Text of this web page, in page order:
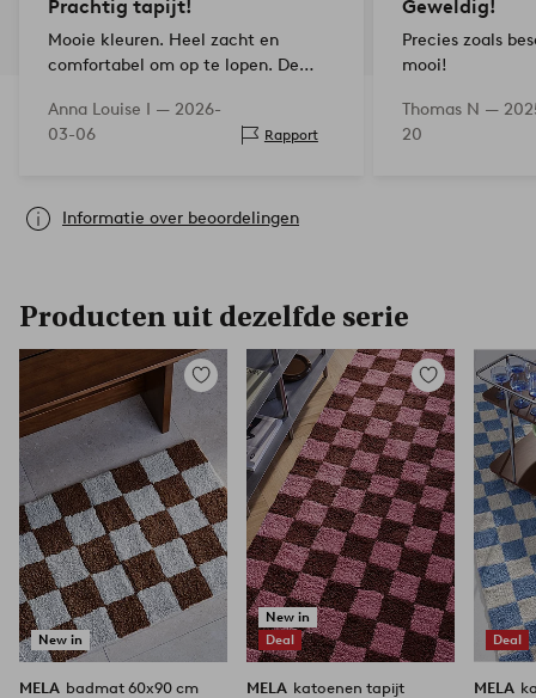
Prachtig tapijt!
Mooie kleuren. Heel zacht en
comfortabel om op te lopen. De
de kamer, maar het tapijt is zo
zacht dat je de randen kunt
Anna Louise I — 2026-
03-06
Rapport
Geweldig!
Precies zoals
mooi!
Thomas N —
20
Informatie over beoordelingen
Producten uit dezelfde serie
New in
Toevoegen
aan
favorieten
MELA badmat 60x90 cm
New in
Deal
Toevoegen
aan
favorieten
MELA katoenen tapijt
Deal
MELA